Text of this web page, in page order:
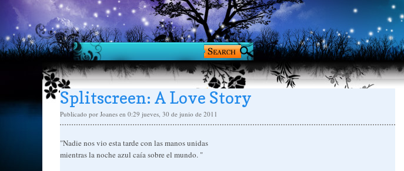
Splitscreen: A Love Story
Publicado por Joanes en 0:29 jueves, 30 de junio de 2011
"Nadie nos vio esta tarde con las manos unidas
mientras la noche azul caía sobre el mundo. "